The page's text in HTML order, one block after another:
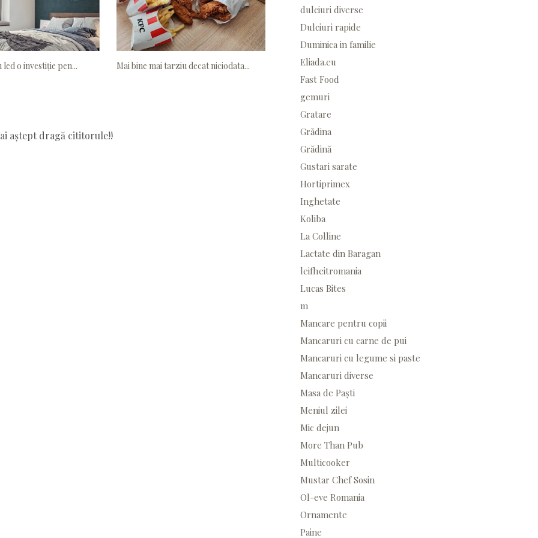
o investiție pen... Mai bine mai tarziu decat niciodata...
aștept dragă cititorule!!
dulciuri diverse
Dulciuri rapide
Duminica in familie
Eliada.eu
Fast Food
gemuri
Gratare
Grădina
Grădină
Gustari sarate
Hortiprimex
Inghetate
Koliba
La Colline
Lactate din Baragan
leifheitromania
Lucas Bites
m
Mancare pentru copii
Mancaruri cu carne de pui
Mancaruri cu legume si paste
Mancaruri diverse
Masa de Paști
Meniul zilei
Mic dejun
More Than Pub
Multicooker
Mustar Chef Sosin
Ol-eve Romania
Ornamente
Paine